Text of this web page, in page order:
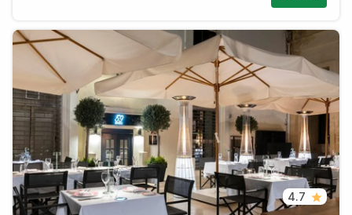
4.7